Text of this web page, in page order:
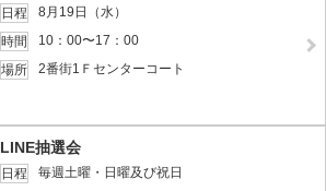
日程
8月19日（水）
時間
10：00〜17：00
場所
2番街1Ｆセンターコート
LINE抽選会
日程
毎週土曜・日曜及び祝日